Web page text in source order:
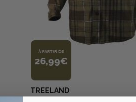
À PARTIR DE
26,99€
TREELAND